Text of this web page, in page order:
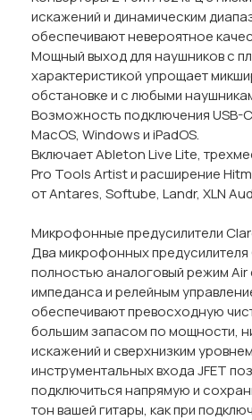
искажений и динамическим
обеспечивают невероятное
Мощный выход для наушников с
характеристикой упрощает
обстановке и с любыми
Возможность подключения USB-
MacOS, Windows и iPadOS.
Включает Ableton Live Lite,
Pro Tools Artist и расширение
от Antares, Softube, Landr, XLN
Микрофонные предусилители
Два микрофонных
полностью аналоговый режим
импеданса и релейным
обеспечивают превосходную
большим запасом по мощности,
искажений и сверхнизким
инструментальных входа JFET
подключиться напрямую и
тон вашей гитары, как при